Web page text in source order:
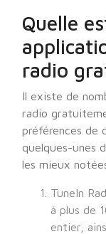
Quelle
radio
Il existe de
radio
préférences de
quelques-unes
les mieux
TuneIn
à plus de
entier,